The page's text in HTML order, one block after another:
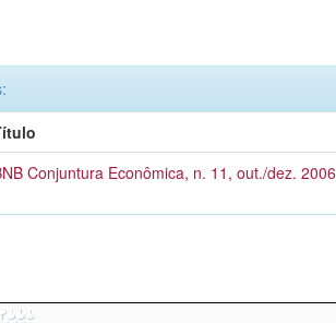
Conjuntura Econômica, n. 11, out./dez. 2006